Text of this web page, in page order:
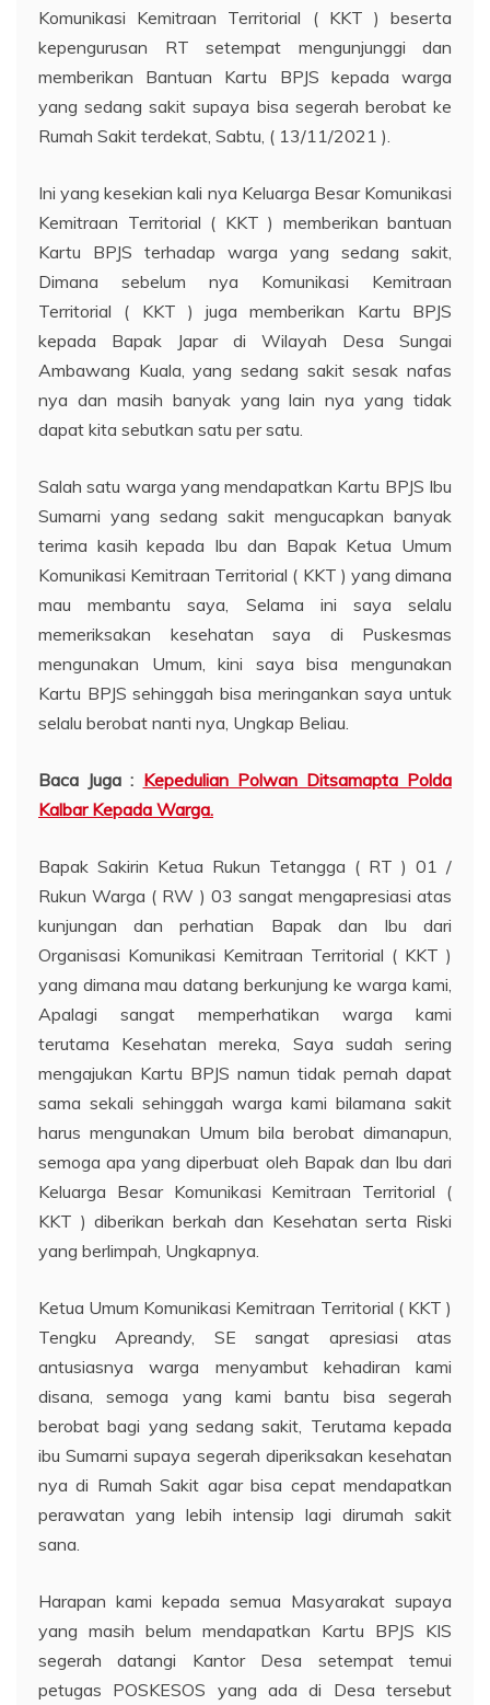
Komunikasi Kemitraan Territorial ( KKT ) beserta
kepengurusan RT setempat mengunjunggi dan
memberikan Bantuan Kartu BPJS kepada warga
yang sedang sakit supaya bisa segerah berobat ke
Rumah Sakit terdekat, Sabtu, ( 13/11/2021 ).
Ini yang kesekian kali nya Keluarga Besar Komunikasi
Kemitraan Territorial ( KKT ) memberikan bantuan
Kartu BPJS terhadap warga yang sedang sakit,
Dimana sebelum nya Komunikasi Kemitraan
Territorial ( KKT ) juga memberikan Kartu BPJS
kepada Bapak Japar di Wilayah Desa Sungai
Ambawang Kuala, yang sedang sakit sesak nafas
nya dan masih banyak yang lain nya yang tidak
dapat kita sebutkan satu per satu.
Salah satu warga yang mendapatkan Kartu BPJS Ibu
Sumarni yang sedang sakit mengucapkan banyak
terima kasih kepada Ibu dan Bapak Ketua Umum
Komunikasi Kemitraan Territorial ( KKT ) yang dimana
mau membantu saya, Selama ini saya selalu
memeriksakan kesehatan saya di Puskesmas
mengunakan Umum, kini saya bisa mengunakan
Kartu BPJS sehinggah bisa meringankan saya untuk
selalu berobat nanti nya, Ungkap Beliau.
Baca Juga : Kepedulian Polwan Ditsamapta Polda
Kalbar Kepada Warga.
Bapak Sakirin Ketua Rukun Tetangga ( RT ) 01 /
Rukun Warga ( RW ) 03 sangat mengapresiasi atas
kunjungan dan perhatian Bapak dan Ibu dari
Organisasi Komunikasi Kemitraan Territorial ( KKT )
yang dimana mau datang berkunjung ke warga kami,
Apalagi sangat memperhatikan warga kami
terutama Kesehatan mereka, Saya sudah sering
mengajukan Kartu BPJS namun tidak pernah dapat
sama sekali sehinggah warga kami bilamana sakit
harus mengunakan Umum bila berobat dimanapun,
semoga apa yang diperbuat oleh Bapak dan Ibu dari
Keluarga Besar Komunikasi Kemitraan Territorial (
KKT ) diberikan berkah dan Kesehatan serta Riski
yang berlimpah, Ungkapnya.
Ketua Umum Komunikasi Kemitraan Territorial ( KKT )
Tengku Apreandy, SE sangat apresiasi atas
antusiasnya warga menyambut kehadiran kami
disana, semoga yang kami bantu bisa segerah
berobat bagi yang sedang sakit, Terutama kepada
ibu Sumarni supaya segerah diperiksakan kesehatan
nya di Rumah Sakit agar bisa cepat mendapatkan
perawatan yang lebih intensip lagi dirumah sakit
sana.
Harapan kami kepada semua Masyarakat supaya
yang masih belum mendapatkan Kartu BPJS KIS
segerah datangi Kantor Desa setempat temui
petugas POSKESOS yang ada di Desa tersebut